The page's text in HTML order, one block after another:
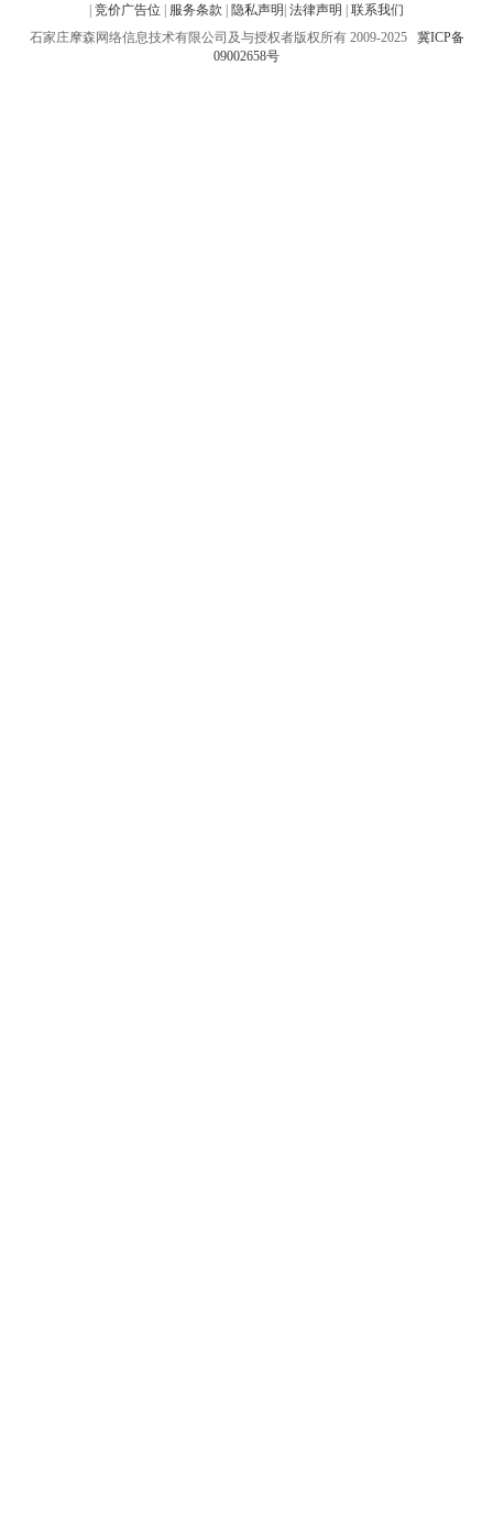
竞价广告位 服务条款 隐私声明 法律声明
联系我们
石家庄摩森网络信息技术有限公司及与授权者版权所有 2009-2025 冀ICP备
09002658号